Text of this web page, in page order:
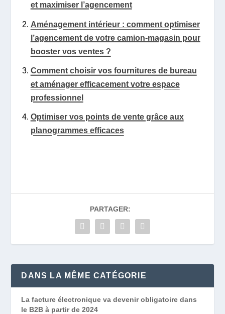
et maximiser l’agencement
Aménagement intérieur : comment optimiser
l’agencement de votre camion-magasin pour
booster vos ventes ?
Comment choisir vos fournitures de bureau
et aménager efficacement votre espace
professionnel
Optimiser vos points de vente grâce aux
planogrammes efficaces
PARTAGER:
DANS LA MÊME CATÉGORIE
La facture électronique va devenir obligatoire dans
le B2B à partir de 2024